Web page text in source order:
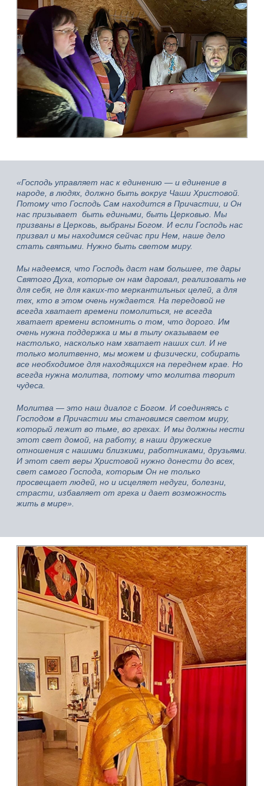
«Господь управляет нас к единению — и единение в
народе, в людях, должно быть вокруг Чаши Христовой.
Потому что Господь Сам находится в Причастии, и Он
нас призывает быть едиными, быть Церковью. Мы
призваны в Церковь, выбраны Богом. И если Господь нас
призвал и мы находимся сейчас при Нем, наше дело
стать святыми. Нужно быть светом миру.
Мы надеемся, что Господь даст нам большее, те дары
Святого Духа, которые он нам даровал, реализовать не
для себя, не для каких-то меркантильных целей, а для
тех, кто в этом очень нуждается. На передовой не
всегда хватает времени помолиться, не всегда
хватает времени вспомнить о том, что дорого. Им
очень нужна поддержка и мы в тылу оказываем ее
настолько, насколько нам хватает наших сил. И не
только молитвенно, мы можем и физически, собирать
все необходимое для находящихся на переднем крае. Но
всегда нужна молитва, потому что молитва творит
чудеса.
Молитва — это наш диалог с Богом. И соединяясь с
Господом в Причастии мы становимся светом миру,
который лежит во тьме, во грехах. И мы должны нести
этот свет домой, на работу, в наши дружеские
отношения с нашими близкими, работниками, друзьями.
И этот свет веры Христовой нужно донести до всех,
свет самого Господа, которым Он не только
просвещает людей, но и исцеляет недуги, болезни,
страсти, избавляет от греха и дает возможность
жить в мире».